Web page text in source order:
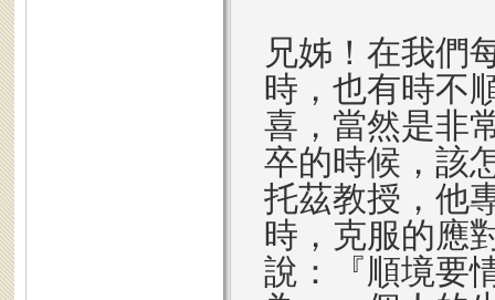
兄姊！在我們
時，也有時不
喜，當然是非
卒的時候，該
托茲教授，他
時，克服的應
說：『順境要